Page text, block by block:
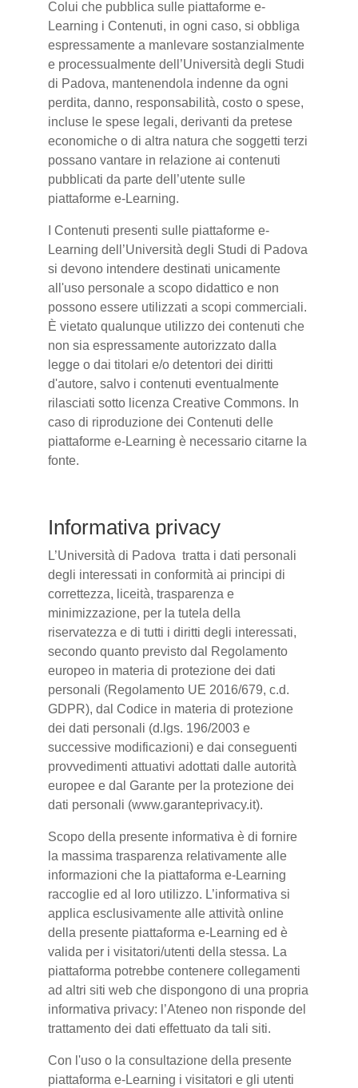
Colui che pubblica sulle piattaforme e-
Learning i Contenuti, in ogni caso, si obbliga
espressamente a manlevare sostanzialmente
e processualmente dell’Università degli Studi
di Padova, mantenendola indenne da ogni
perdita, danno, responsabilità, costo o spese,
incluse le spese legali, derivanti da pretese
economiche o di altra natura che soggetti terzi
possano vantare in relazione ai contenuti
pubblicati da parte dell’utente sulle
piattaforme e-Learning.
I Contenuti presenti sulle piattaforme e-
Learning dell’Università degli Studi di Padova
si devono intendere destinati unicamente
all'uso personale a scopo didattico e non
possono essere utilizzati a scopi commerciali.
È vietato qualunque utilizzo dei contenuti che
non sia espressamente autorizzato dalla
legge o dai titolari e/o detentori dei diritti
d'autore, salvo i contenuti eventualmente
rilasciati sotto licenza Creative Commons. In
caso di riproduzione dei Contenuti delle
piattaforme e-Learning è necessario citarne la
fonte.
Informativa privacy
L’Università di Padova tratta i dati personali
degli interessati in conformità ai principi di
correttezza, liceità, trasparenza e
minimizzazione, per la tutela della
riservatezza e di tutti i diritti degli interessati,
secondo quanto previsto dal Regolamento
europeo in materia di protezione dei dati
personali (Regolamento UE 2016/679, c.d.
GDPR), dal Codice in materia di protezione
dei dati personali (d.lgs. 196/2003 e
successive modificazioni) e dai conseguenti
provvedimenti attuativi adottati dalle autorità
europee e dal Garante per la protezione dei
dati personali (www.garanteprivacy.it).
Scopo della presente informativa è di fornire
la massima trasparenza relativamente alle
informazioni che la piattaforma e-Learning
raccoglie ed al loro utilizzo. L’informativa si
applica esclusivamente alle attività online
della presente piattaforma e-Learning ed è
valida per i visitatori/utenti della stessa. La
piattaforma potrebbe contenere collegamenti
ad altri siti web che dispongono di una propria
informativa privacy: l’Ateneo non risponde del
trattamento dei dati effettuato da tali siti.
Con l'uso o la consultazione della presente
piattaforma e-Learning i visitatori e gli utenti